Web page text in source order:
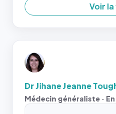
Voir
Dr Jihane Jeanne
Médecin généraliste ·